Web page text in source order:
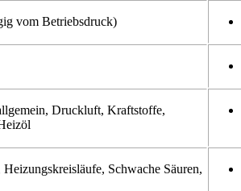
vom Betriebsdruck)
Druckluft, Kraftstoffe,
Schwache Säuren,